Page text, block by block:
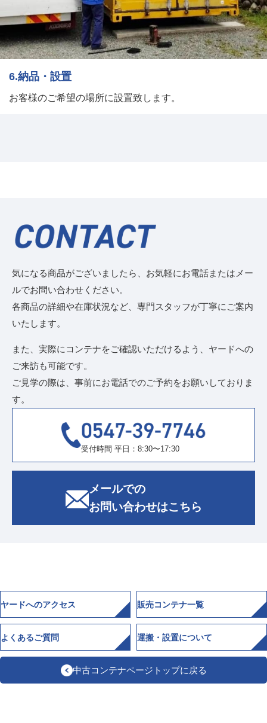
6.納品・設置
お客様のご希望の場所に設置致します。
気になる商品がございましたら、お気軽にお電話またはメー
ルでお問い合わせください。
各商品の詳細や在庫状況など、専門スタッフが丁寧にご案内
いたします。
また、実際にコンテナをご確認いただけるよう、ヤードへの
ご来訪も可能です。
ご見学の際は、事前にお電話でのご予約をお願いしておりま
す。
受付時間 平日：8:30〜17:30
メールでの
お問い合わせはこちら
ヤードへのアクセス 販売コンテナ一覧
よくあるご質問 運搬・設置について
中古コンテナページトップに戻る